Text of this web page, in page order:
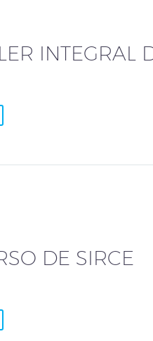
INTEGRAL
DE SIRCE